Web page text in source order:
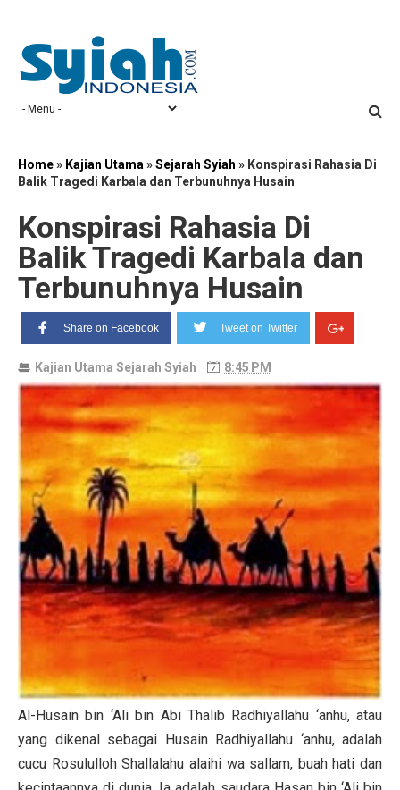
Home» Kajian Utama »Sejarah Syiah » Konspirasi Rahasia Di
Balik Tragedi Karbala dan Terbunuhnya Husain
Konspirasi Rahasia Di
Balik Tragedi Karbala dan
Terbunuhnya Husain
Share on Facebook Tweet on Twitter
Kajian Utama Sejarah Syiah 8:45 PM
Al-Husain bin ‘Ali bin Abi Thalib Radhiyallahu ‘anhu, atau
yang dikenal sebagai Husain Radhiyallahu ‘anhu, adalah
cucu Rosululloh Shallalahu alaihi wa sallam, buah hati dan